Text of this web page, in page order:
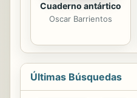
Cuaderno antártico
Oscar Barrientos
Últimas Búsquedas